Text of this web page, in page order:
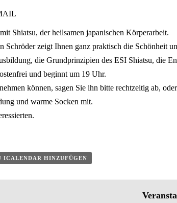
Shiatsu, der heilsamen japanischen Körperarbeit.
Schröder zeigt Ihnen ganz praktisch die Schönheit
die Grundprinzipien des ESI Shiatsu, die
und beginnt um 19 Uhr.
können, sagen Sie ihn bitte rechtzeitig ab,
und warme Socken mit.
ICALENDAR HINZUFÜGEN